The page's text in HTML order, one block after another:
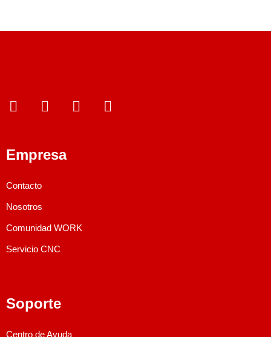
Empresa
Contacto
Nosotros
Comunidad WORK
Servicio CNC
Soporte
Centro de Ayuda